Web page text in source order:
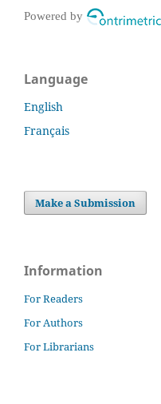
Powered by
Language
English
Français
Make a Submission
Information
For Readers
For Authors
For Librarians